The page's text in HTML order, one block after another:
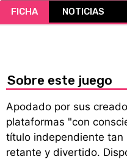
FICHA NOTICIAS
Sobre este juego
Apodado por sus
plataformas "con
título independiente tan
retante y divertido.